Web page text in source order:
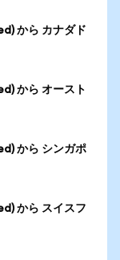
から カナダド
から オースト
から シンガポ
から スイスフ